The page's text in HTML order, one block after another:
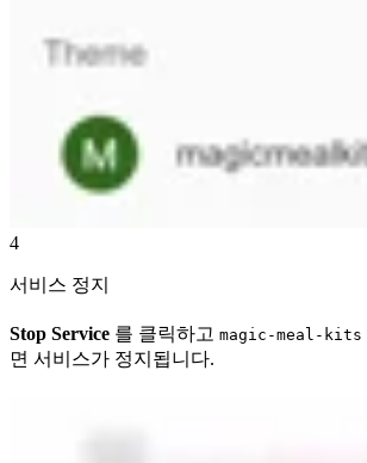
4
서비스 정지
Stop Service 를 클릭하고 magic-meal-kits
면 서비스가 정지됩니다.